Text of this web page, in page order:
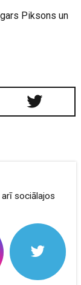
Piksons un
arī sociālajos